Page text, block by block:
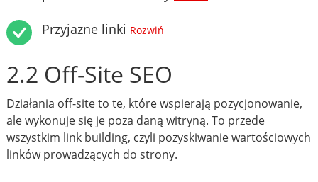
Przyjazne linki Rozwiń
2.2 Off-Site SEO
Działania off-site to te, które wspierają pozycjonowanie,
ale wykonuje się je poza daną witryną. To przede
wszystkim link building, czyli pozyskiwanie wartościowych
linków prowadzących do strony.